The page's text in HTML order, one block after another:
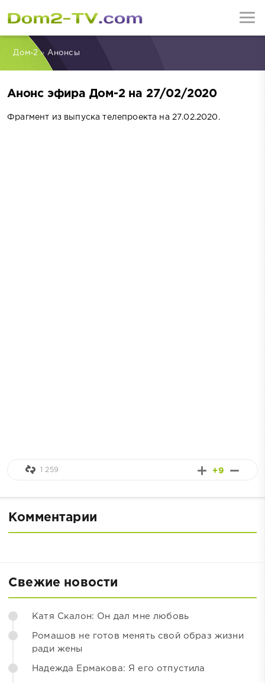
Дом-2» Анонсы
Анонс эфира Дом-2 на 27/02/2020
Фрагмент из выпуска телепроекта на 27.02.2020.
+9
1 259
Комментарии
Свежие новости
Катя Скалон: Он дал мне любовь
Ромашов не готов менять свой образ жизни
ради жены
Надежда Ермакова: Я его отпустила